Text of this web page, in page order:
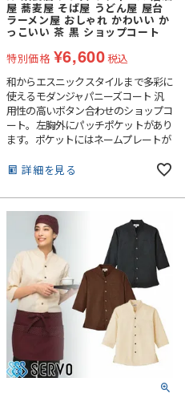
屋 蕎麦屋 そば屋 うどん屋 屋台
ラーメン屋 おしゃれ かわいい か
っこいい 茶 黒 ショップコート
特別価格 ¥6,600税込
和からエスニックスタイルまで多彩に
使えるモダンジャパニーズコート 汎
用性の高いボタン合わせのショップコ
ート。左胸外にパッチポケットがあり
ます。ポケットにはネームプレートが
詳細を見る